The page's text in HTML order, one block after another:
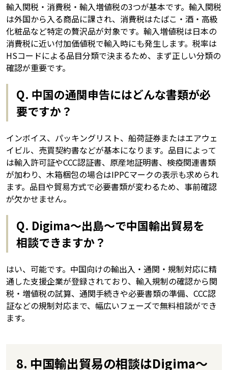
輸入関税・消費税・輸入増値税の3つが基本です。輸入関税
は外国から入る商品に課され、消費税はたばこ・酒・高級
化粧品など特定の贅沢品が対象です。輸入増値税は日本の
消費税に近い付加価値税で輸入時にも発生します。税率は
HSコードによる品目分類で決まるため、まず正しい分類の
確認が重要です。
Q. 中国の通関申告にはどんな書類が必
要ですか？
インボイス、パッキングリスト、船荷証券またはエアウェ
イビル、売買契約書などが基本になります。品目によって
は輸入許可証やCCC認証書、原産地証明書、検疫関連書類
が加わり、木箱梱包の場合はIPPCマークの表示も求められ
ます。品目や貿易方式で必要書類が変わるため、事前確認
が欠かせません。
Q. Digima〜出島〜で中国輸出貿易を
相談できますか？
はい、可能です。中国向けの輸出入・通関・規制対応に精
通した支援企業が登録されており、輸入規制の確認から関
税・増値税の試算、通関手続きや必要書類の準備、CCC認
証などの規制対応まで、幅広いフェーズで無料相談ができ
ます。
8. 中国輸出貿易の相談はDigima〜